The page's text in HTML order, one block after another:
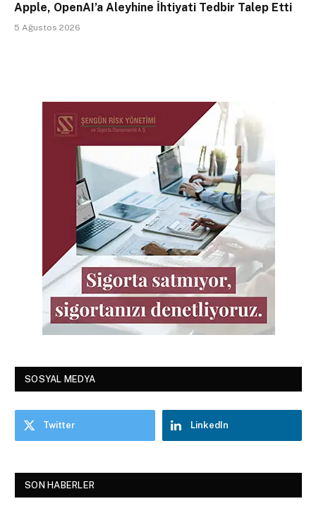
Apple, OpenAI’a Aleyhine İhtiyati Tedbir Talep Etti
5 Ağustos 2026
SOSYAL MEDYA
Twitter LinkedIn
SON HABERLER